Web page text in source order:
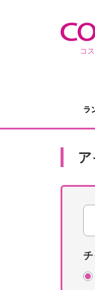
コ
ラ